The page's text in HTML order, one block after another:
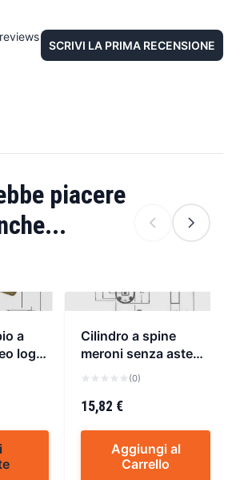
SCRIVI LA PRIMA RECENSIONE
piacere
a
logo
Cilindro a spine
meroni senza aste
art.2262/n
(0)
15,82 €
Aggiungi al
Carrello